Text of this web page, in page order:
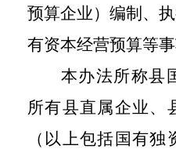
预算企业）编制、
有资本经营预算等事
本办法所称县
所有县直属企业、
（以上包括国有